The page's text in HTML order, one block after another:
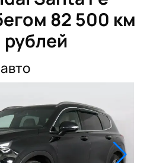
82 500 км
рублей